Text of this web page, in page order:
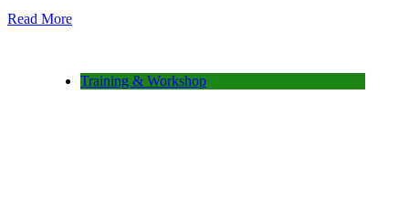
Read More
Training & Workshop